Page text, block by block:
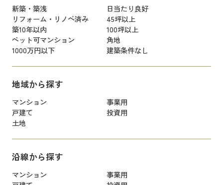
新築・築浅
日当たり良好
リフォーム・リノベ済み
45坪以上
築10年以内
100坪以上
ペット可マンション
角地
1000万円以下
建築条件なし
地域から探す
マンション
事業用
戸建て
投資用
土地
沿線から探す
マンション
事業用